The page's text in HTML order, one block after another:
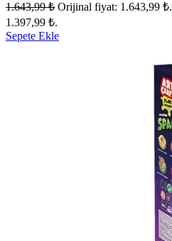
1.643,99₺ Orijinal fiyat: 1.643,99 ₺.
1.397,99 ₺.
Sepete Ekle